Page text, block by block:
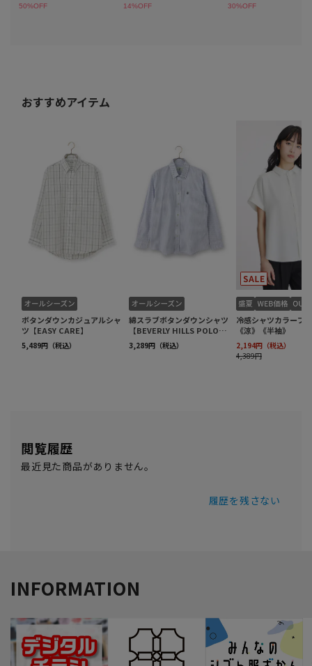
閲覧履歴
最近見た商品がありません。
履歴を残さない
INFORMATION